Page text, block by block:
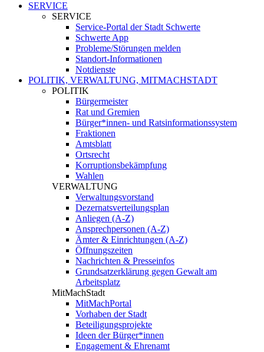
SERVICE
SERVICE
Service-Portal der Stadt Schwerte
Schwerte App
Probleme/Störungen melden
Standort-Informationen
Notdienste
POLITIK, VERWALTUNG, MITMACHSTADT
POLITIK
Bürgermeister
Rat und Gremien
Bürger*innen- und Ratsinformationssystem
Fraktionen
Amtsblatt
Ortsrecht
Korruptionsbekämpfung
Wahlen
VERWALTUNG
Verwaltungsvorstand
Dezernatsverteilungsplan
Anliegen (A-Z)
Ansprechpersonen (A-Z)
Ämter & Einrichtungen (A-Z)
Öffnungszeiten
Nachrichten & Presseinfos
Grundsatzerklärung gegen Gewalt am
Arbeitsplatz
MitMachStadt
MitMachPortal
Vorhaben der Stadt
Beteiligungsprojekte
Ideen der Bürger*innen
Engagement & Ehrenamt